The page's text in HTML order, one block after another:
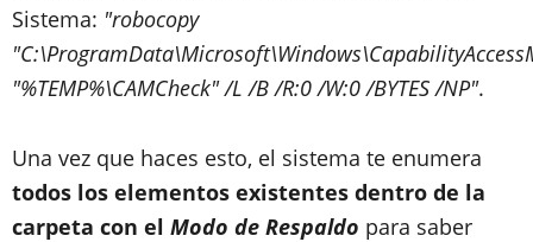
Sistema: "robocopy
"%TEMP%\CAMCheck" /L /B /R:0 /W:0 /BYTES /NP".
Una vez que haces esto, el sistema te enumera
todos los elementos existentes dentro de la
carpeta con el Modo de Respaldo para saber